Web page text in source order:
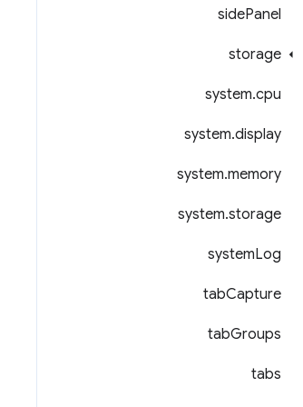
sidePanel
storage
system.cpu
system.display
system.memory
system.storage
systemLog
tabCapture
tabGroups
tabs